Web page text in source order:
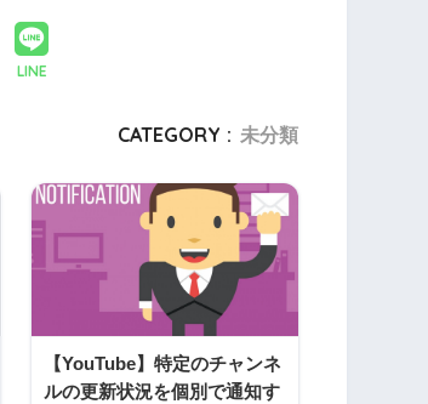
LINE
CATEGORY : 未分類
【YouTube】特定のチャンネ
ルの更新状況を個別で通知す